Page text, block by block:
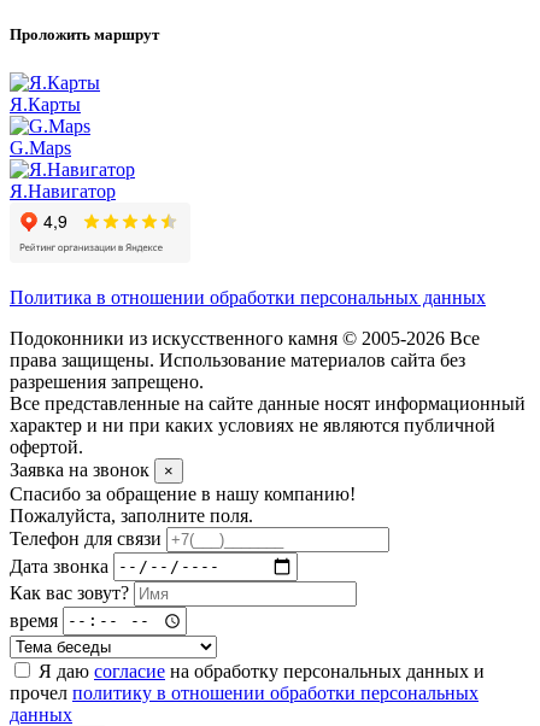
Проложить маршрут
Я.Карты
G.Maps
Я.Навигатор
Политика в отношении обработки персональных данных
Подоконники из искусственного камня © 2005-2026 Все
права защищены. Использование материалов сайта без
разрешения запрещено.
Все представленные на сайте данные носят информационный
характер и ни при каких условиях не являются публичной
офертой.
Заявка на звонок
×
Спасибо за обращение в нашу компанию!
Пожалуйста, заполните поля.
Телефон для связи
Дата звонка
Как вас зовут?
время
Я даю согласие на обработку персональных данных и
прочел политику в отношении обработки персональных
данных